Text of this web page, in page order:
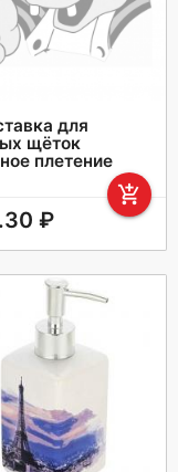
для
щёток
плетение
add_shopping_cart
₽